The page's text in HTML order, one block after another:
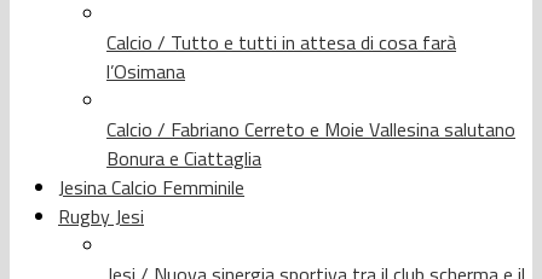
Calcio / Tutto e tutti in attesa di cosa farà
l’Osimana
Calcio / Fabriano Cerreto e Moie Vallesina salutano
Bonura e Ciattaglia
Jesina Calcio Femminile
Rugby Jesi